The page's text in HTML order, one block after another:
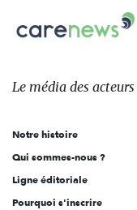
sur:
Carenews,
Le
des
l'engagement
Le média des acteurs
Notre histoire
Qui sommes-nous ?
Ligne éditoriale
Pourquoi s'inscrire